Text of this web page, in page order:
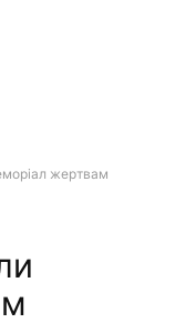
жертвам